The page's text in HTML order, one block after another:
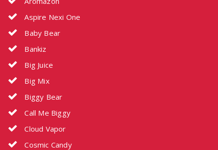
Aspire Nexi One
Baby Bear
Bankiz
Big Juice
Big Mix
Biggy Bear
Call Me Biggy
Cloud Vapor
Cosmic Candy